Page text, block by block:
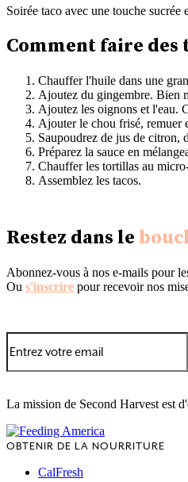
Soirée taco avec une touche sucrée
Comment faire des
Chauffer l'huile dans une
Ajoutez du gingembre. Bien
Ajoutez les oignons et l'eau.
Ajouter le chou frisé, remuer
Saupoudrez de jus de citron,
Préparez la sauce en
Chauffer les tortillas au
Assemblez les tacos.
Restez dans le
Abonnez-vous à nos e-mails pour
Ou s'inscrire pour recevoir nos
La mission de Second Harvest est
OBTENIR DE LA NOURRITURE
CalFresh